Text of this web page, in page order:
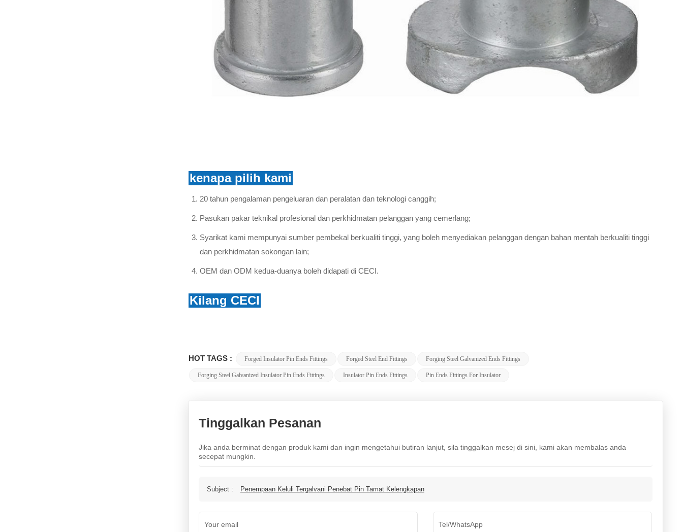
kenapa pilih kami
20 tahun pengalaman pengeluaran dan peralatan dan teknologi canggih;
Pasukan pakar teknikal profesional dan perkhidmatan pelanggan yang cemerlang;
Syarikat kami mempunyai sumber pembekal berkualiti tinggi, yang boleh menyediakan pelanggan dengan bahan mentah berkualiti tinggi
dan perkhidmatan sokongan lain;
OEM dan ODM kedua-duanya boleh didapati di CECI.
Kilang CECI
HOT TAGS : Forged Insulator Pin Ends Fittings Forged Steel End Fittings Forging Steel Galvanized Ends Fittings
Forging Steel Galvanized Insulator Pin Ends Fittings Insulator Pin Ends Fittings Pin Ends Fittings For Insulator
Tinggalkan Pesanan
Jika anda berminat dengan produk kami dan ingin mengetahui butiran lanjut, sila tinggalkan mesej di sini, kami akan membalas anda
secepat mungkin.
Subject : Penempaan Keluli Tergalvani Penebat Pin Tamat Kelengkapan